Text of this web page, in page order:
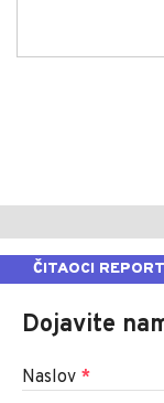
ČITAOCI
Dojavite
Naslov *